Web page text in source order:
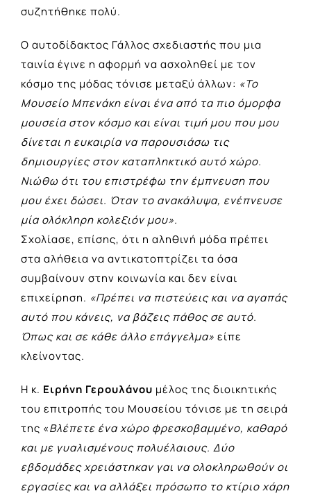
συζητήθηκε πολύ.
Ο αυτοδίδακτος Γάλλος σχεδιαστής που μια
ταινία έγινε η αφορμή να ασχοληθεί με τον
κόσμο της μόδας τόνισε μεταξύ άλλων: «Το
Μουσείο Μπενάκη είναι ένα από τα πιο όμορφα
μουσεία στον κόσμο και είναι τιμή μου που μου
δίνεται η ευκαιρία να παρουσιάσω τις
δημιουργίες στον καταπληκτικό αυτό χώρο.
Νιώθω ότι του επιστρέφω την έμπνευση που
μου έχει δώσει. Όταν το ανακάλυψα, ενέπνευσε
μία ολόκληρη κολεξιόν μου».
Σχολίασε, επίσης, ότι η αληθινή μόδα πρέπει
στα αλήθεια να αντικατοπτρίζει τα όσα
συμβαίνουν στην κοινωνία και δεν είναι
επιχείρηση. «Πρέπει να πιστεύεις και να αγαπάς
αυτό που κάνεις, να βάζεις πάθος σε αυτό.
Όπως και σε κάθε άλλο επάγγελμα» είπε
κλείνοντας.
Η κ. Ειρήνη Γερουλάνου μέλος της διοικητικής
του επιτροπής του Μουσείου τόνισε με τη σειρά
της «Βλέπετε ένα χώρο φρεσκοβαμμένο, καθαρό
και με γυαλισμένους πολυέλαιους. Δύο
εβδομάδες χρειάστηκαν γαι να ολοκληρωθούν οι
εργασίες και να αλλάξει πρόσωπο το κτίριο χάρη